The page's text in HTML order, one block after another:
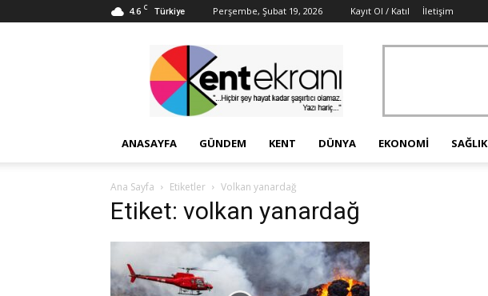
4.6 C Türkiye Perşembe, Şubat 19, 2026 Kayıt Ol / Katıl İletişim
Ekranı
ANASAYFA GÜNDEM KENT DÜNYA EKONOMI SAĞLIK
Ana Sayfa Etiketler Volkan yanardağ
Etiket: volkan yanardağ